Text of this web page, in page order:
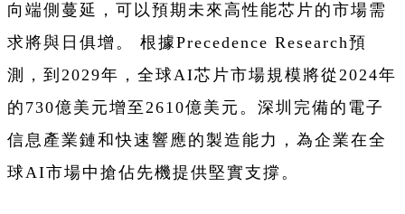
向端側蔓延，可以預期未來高性能芯片的市場需
求將與日俱增。 根據Precedence Research預
測，到2029年，全球AI芯片市場規模將從2024年
的730億美元增至2610億美元。深圳完備的電子
信息產業鏈和快速響應的製造能力，為企業在全
球AI市場中搶佔先機提供堅實支撐。